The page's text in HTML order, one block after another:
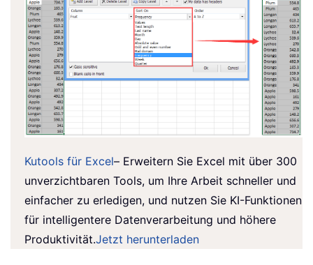
Kutools für Excel– Erweitern Sie Excel mit über 300
unverzichtbaren Tools, um Ihre Arbeit schneller und
einfacher zu erledigen, und nutzen Sie KI-Funktionen
für intelligentere Datenverarbeitung und höhere
Produktivität.Jetzt herunterladen